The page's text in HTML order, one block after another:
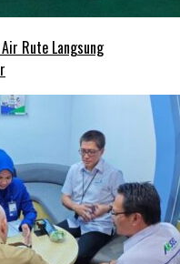
Rute Langsung